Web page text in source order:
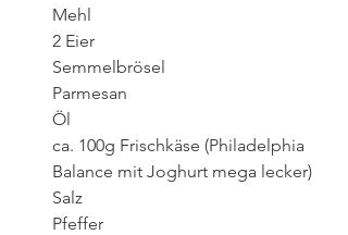
Mehl
2 Eier
Semmelbrösel
Parmesan
Öl
ca. 100g Frischkäse (Philadelphia
Balance mit Joghurt mega lecker)
Salz
Pfeffer